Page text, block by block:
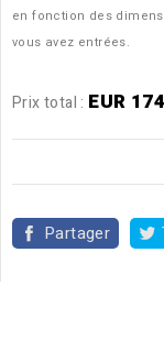
en fonction des
vous avez entrées.
Prix ​​total : EUR
Partager